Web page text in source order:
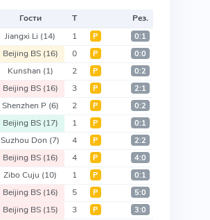
Гости Т
Рез.
Jiangxi Li (14) 1 Р 0:1
Beijing BS (16) 0 Р 0:0
Kunshan (1) 2 Р 0:2
Beijing BS (16) 3 Р 2:1
Shenzhen P (6) 2 Р 0:2
Beijing BS (17) 1 Р 0:1
Suzhou Don (7) 4 Р 2:2
Beijing BS (16) 4 Р 4:0
Zibo Cuju (10) 1 Р 0:1
Beijing BS (16) 5 Р 5:0
Beijing BS (15) 3 Р 3:0